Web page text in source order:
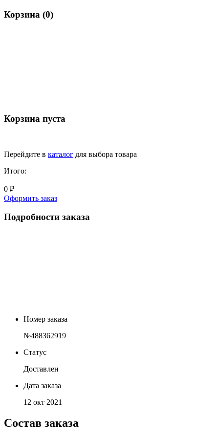
Корзина (0)
Корзина пуста
Перейдите в каталог для выбора товара
Итого:
0 ₽
Оформить заказ
Подробности заказа
Номер заказа
№488362919
Статус
Доставлен
Дата заказа
12 окт 2021
Состав заказа